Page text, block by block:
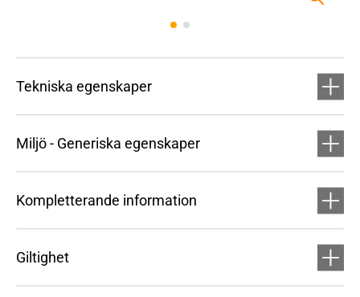
Tekniska egenskaper
Miljö - Generiska egenskaper
Kompletterande information
Giltighet